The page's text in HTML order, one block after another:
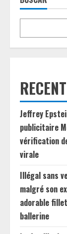
Jeffrey
publicitaire
vérification
virale
Illégal sans
malgré son
adorable
ballerine